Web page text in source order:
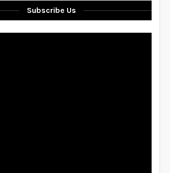
Subscribe Us